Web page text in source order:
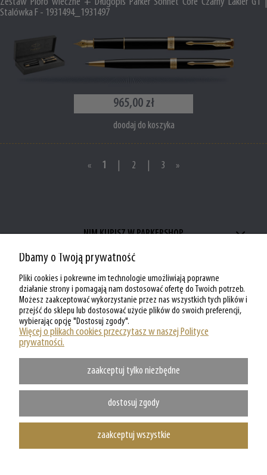
Stalówka F - 1931494_1931497
965,00 zł
doodaj do koszyka
« 1 2 3 »
NIM KUPISZ W PARKERSHOP
ZAKUPY W PARKERSHOP
MOJE KONTO W PARKERSHOP
O PARKERSHOP
Dbamy o Twoją prywatność
Pliki cookies i pokrewne im technologie umożliwiają poprawne
działanie strony i pomagają nam dostosować ofertę do Twoich potrzeb.
Możesz zaakceptować wykorzystanie przez nas wszystkich tych plików i
przejść do sklepu lub dostosować użycie plików do swoich preferencji,
wybierając opcję "Dostosuj zgody".
Więcej o plikach cookies przeczytasz w naszej Polityce
prywatności.
zaakceptuj tylko niezbędne
dostosuj zgody
zaakceptuj wszystkie